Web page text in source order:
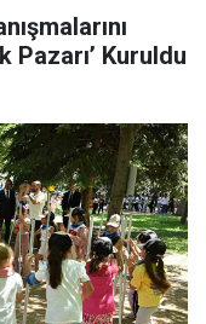
Pazarı’ Kuruldu